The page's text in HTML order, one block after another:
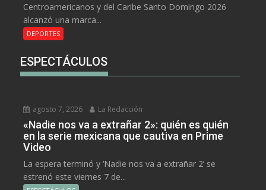
Centroamericanos y del Caribe Santo Domingo 2026
alcanzó una marca...
DEPORTES
ESPECTÁCULOS
agosto 7, 2026 La Redacción
«Nadie nos va a extrañar 2»: quién es quién
en la serie mexicana que cautiva en Prime
Video
La espera terminó y ‘Nadie nos va a extrañar 2’ se
estrenó este viernes 7 de...